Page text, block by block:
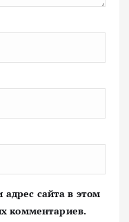
сайта в этом
комментариев.